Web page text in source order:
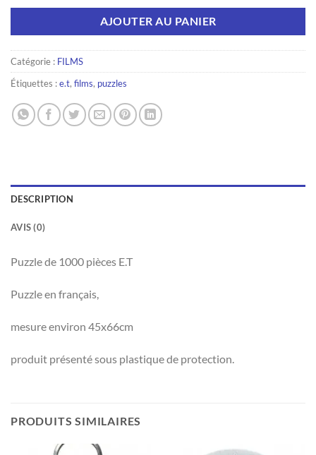
AJOUTER AU PANIER
Catégorie : FILMS
Étiquettes :e.t, films, puzzles
DESCRIPTION
AVIS (0)
Puzzle de 1000 pièces E.T
Puzzle en français,
mesure environ 45x66cm
produit présenté sous plastique de protection.
PRODUITS SIMILAIRES